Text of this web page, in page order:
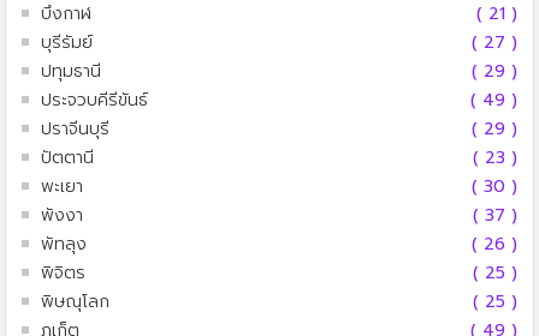
บึงกาฬ
( 21 )
บุรีรัมย์
( 27 )
ปทุมธานี
( 29 )
ประจวบคีรีขันธ์
( 49 )
ปราจีนบุรี
( 29 )
ปัตตานี
( 23 )
พะเยา
( 30 )
พังงา
( 37 )
พัทลุง
( 26 )
พิจิตร
( 25 )
พิษณุโลก
( 25 )
ภูเก็ต
( 49 )